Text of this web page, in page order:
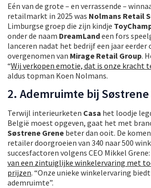
Eén van de grote – en verrassende –
retailmarkt in 2025 was Nolmans Retail
Limburgse groep die zijn kindje
onder de naam DreamLandeen fors
lanceren nadat het bedrijf een jaar eerder
overgenomen van Mirage Retail Group.
“Wij verkopen emotie, dat is onze kracht
aldus topman Koen Nolmans.
2. Ademruimte bij Søstrene
Terwijl interieurketen Casa het loodje
België moest opgeven, gaat het met
Søstrene Grene beter dan ooit. De
retailer doorgroeien van 340 naar 500
succesfactoren volgens CEO Mikkel Grene:
van een zintuiglijke winkelervaring met
prijzen. “Onze unieke winkelervaring
ademruimte”.